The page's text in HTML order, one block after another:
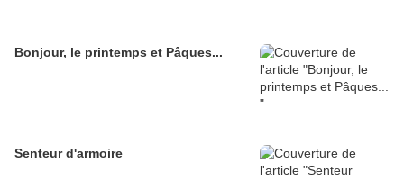
Bonjour, le printemps et Pâques...
Senteur d'armoire